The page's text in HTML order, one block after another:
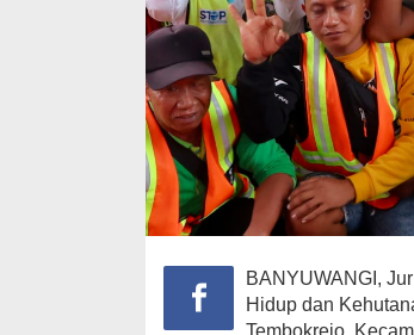
BANYUWANGI,
Hidup dan
Tembokrejo,